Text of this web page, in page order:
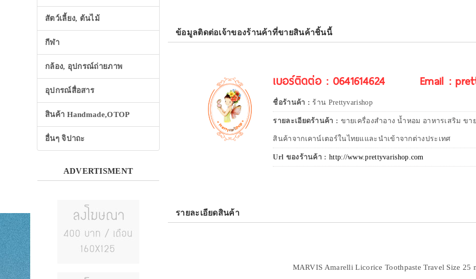
สัตว์เลี้ยง, ต้นไม้
กีฬา
กล้อง, อุปกรณ์ถ่ายภาพ
อุปกรณ์สื่อสาร
สินค้า Handmade,OTOP
อื่นๆ จิปาถะ
ADVERTISMENT
ข้อมูลติดต่อเจ้าของร้านค้าที่ขายสินค้าชิ้นนี้
เบอร์ติดต่อ : 0641614624 Email :
ชื่อร้านค้า : ร้าน Prettyvarishop
รายละเอียดร้านค้า : ขายเครื่องสำอาง น้ำหอม อาหารเสริม ข
สินค้าจากเคาน์เตอร์ในไทยแและนำเข้าจากต่างประเทศ
Url ของร้านค้า : http://www.prettyvarishop.com
รายละเอียดสินค้า
MARVIS Amarelli Licorice Toothpaste Travel Size